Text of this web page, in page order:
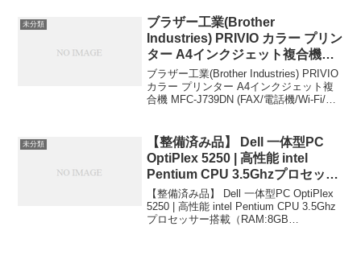
USB3.0 HDMI 日本語配列キーボ
ード win11初心者本付【CM15】
ショップ名 KRダイレクト 価格
39800円
未分類
ブラザー工業(Brother
Industries) PRIVIO カラー プリン
ター A4インクジェット複合機
MFC-J739DN (FAX/電話機/Wi-Fi/
スマホ・タブレット接続) ブラザ
ー工業(Brother Industries)
ブラザー工業(Brother Industries) PRIVIO
カラー プリンター A4インクジェット複
合機 MFC-J739DN (FAX/電話機/Wi-Fi/ス
未分類
【整備済み品】 Dell 一体型PC
OptiPlex 5250 | 高性能 intel
Pentium CPU 3.5Ghzプロセッサ
ー搭載（RAM:8GB
SSD:256GB） | 21.5インチフル
HD非光沢ディスプレイ、5.8Ghz
【整備済み品】 Dell 一体型PC OptiPlex
5250 | 高性能 intel Pentium CPU 3.5Ghz
プロセッサー搭載（RAM:8GB